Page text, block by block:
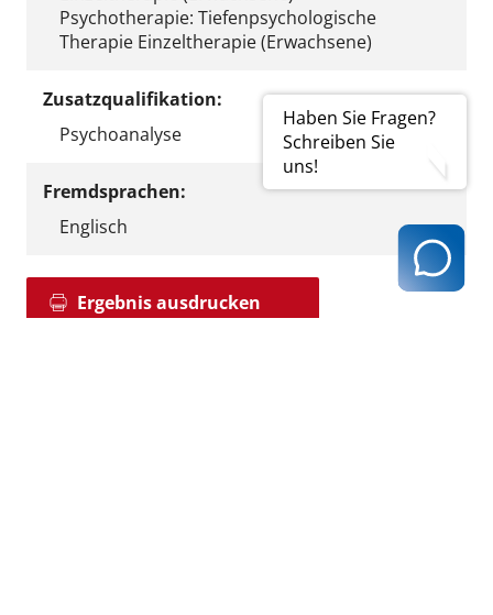
Haben Sie Fragen?
Schreiben Sie
uns!
Psychotherapie: Tiefenpsychologische
Therapie Einzeltherapie (Erwachsene)
Zusatzqualifikation:
Psychoanalyse
Fremdsprachen:
Englisch
Ergebnis ausdrucken